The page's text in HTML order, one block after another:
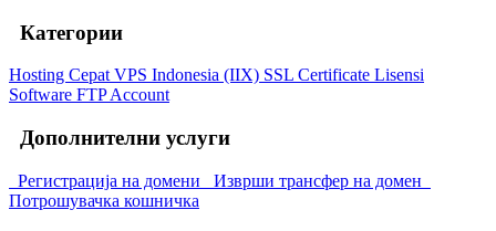
Категории
Hosting CepatVPS Indonesia (IIX) SSL Certificate Lisensi
Software FTP Account
Дополнителни услуги
Регистрација на домени
Изврши трансфер на домен
Потрошувачка кошничка